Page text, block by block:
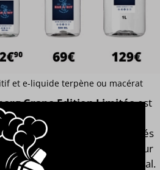
et e-liquide terpène ou macérat
Grape Edition Limitéeest
concentré original de la
. Finis les e-liquides trop dilués
de nicotine ! Notre calculateur
fonction de son volume global.